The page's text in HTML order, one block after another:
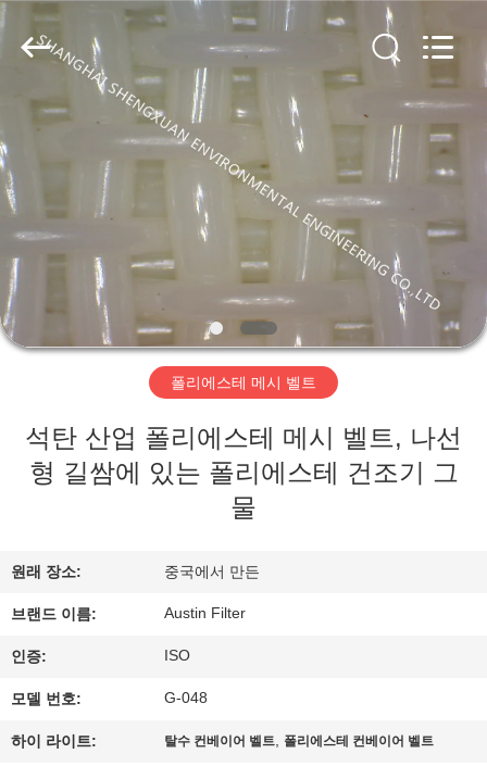
제
품
우
리
대
공
장
여
행
-
2026
Shanghai
ShengXuan
Environmental
by
ECER
폴리에스테 메시 벨트
석탄 산업 폴리에스테 메시 벨트, 나선
형 길쌈에 있는 폴리에스테 건조기 그
물
원래 장소: 중국에서 만든
브랜드 이름: Austin Filter
인증: ISO
모델 번호: G-048
하이 라이트: 탈수 컨베이어 벨트, 폴리에스테 컨베이어 벨트